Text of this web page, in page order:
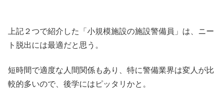
上記２つで紹介した「小規模施設の施設警備員」は、ニー
ト脱出には最適だと思う。
短時間で適度な人間関係もあり、特に警備業界は変人が比
較的多いので、後学にはピッタリかと。